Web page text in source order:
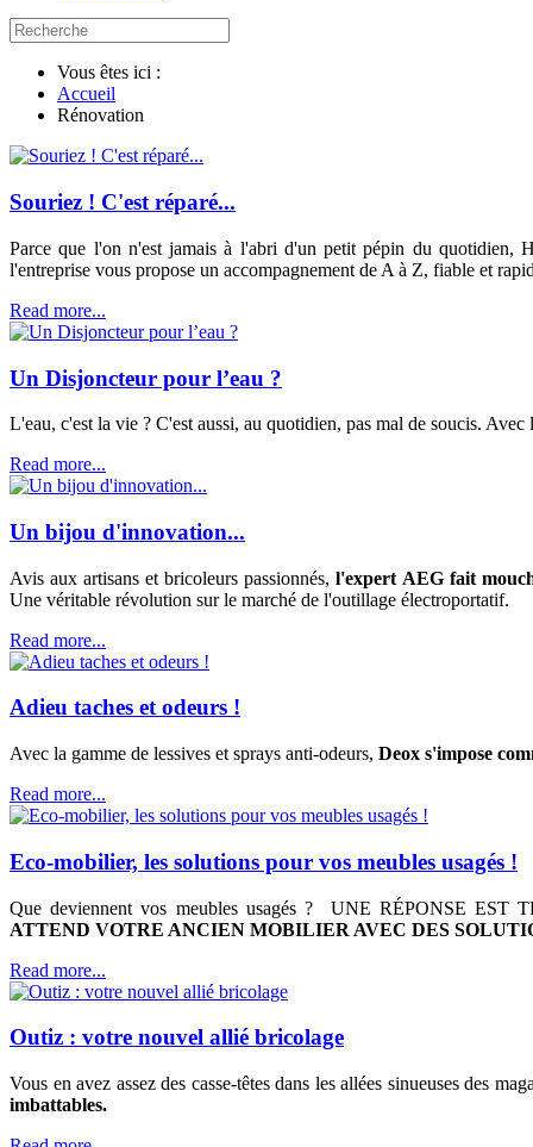
Vous êtes ici :
Accueil
Rénovation
Souriez ! C'est réparé...
Parce que l'on n'est jamais à l'abri d'un petit pépin du quotidien,
l'entreprise vous propose un accompagnement de A à Z, fiable et
Read more...
Un Disjoncteur pour l’eau ?
L'eau, c'est la vie ? C'est aussi, au quotidien, pas mal de soucis.
Read more...
Un bijou d'innovation...
Avis aux artisans et bricoleurs passionnés, l'expert AEG fait
Une véritable révolution sur le marché de l'outillage électroportatif.
Read more...
Adieu taches et odeurs !
Avec la gamme de lessives et sprays anti-odeurs, Deox s'impose
Read more...
Eco-mobilier, les solutions pour vos meubles usagés !
Que deviennent vos meubles usagés ? UNE RÉPONSE
ATTEND VOTRE ANCIEN MOBILIER AVEC DES
Read more...
Outiz : votre nouvel allié bricolage
Vous en avez assez des casse-têtes dans les allées sinueuses des
imbattables.